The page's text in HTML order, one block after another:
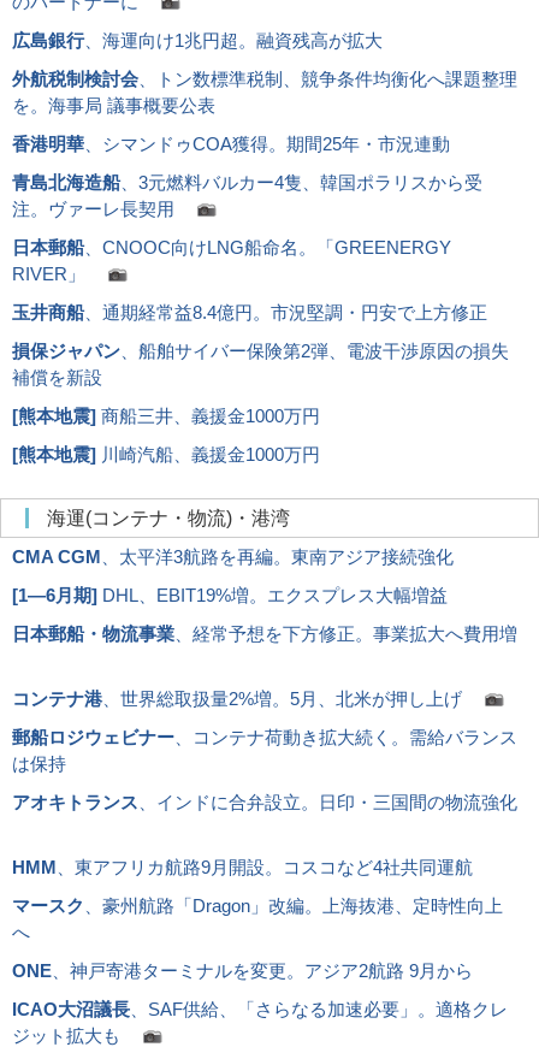
広島銀行、海運向け1兆円超。融資残高が拡大
外航税制検討会 、トン数標準税制、競争条件均衡化へ課題整理
を。海事局 議事概要公表
香港明華 、シマンドゥCOA獲得。期間25年・市況連動
青島北海造船、3元燃料バルカー4隻、韓国ポラリスから受
注。ヴァーレ長契用
日本郵船、CNOOC向けLNG船命名。「GREENERGY
RIVER」
玉井商船、通期経常益8.4億円。市況堅調・円安で上方修正
損保ジャパン 、船舶サイバー保険第2弾、電波干渉原因の損失
補償を新設
[熊本地震] 商船三井、義援金1000万円
[熊本地震] 川崎汽船、義援金1000万円
海運(コンテナ・物流)・港湾
CMA CGM 、太平洋3航路を再編。東南アジア接続強化
[1―6月期] DHL、EBIT19%増。エクスプレス大幅増益
日本郵船・物流事業 、経常予想を下方修正。事業拡大へ費用増
コンテナ港、世界総取扱量2%増。5月、北米が押し上げ
郵船ロジウェビナー 、コンテナ荷動き拡大続く。需給バランス
は保持
アオキトランス 、インドに合弁設立。日印・三国間の物流強化
HMM 、東アフリカ航路9月開設。コスコなど4社共同運航
マースク
、豪州航路「Dragon」改編。上海抜港、定時性向上
へ
ONE 、神戸寄港ターミナルを変更。アジア2航路 9月から
ICAO大沼議長 、SAF供給、「さらなる加速必要」。適格クレ
ジット拡大も